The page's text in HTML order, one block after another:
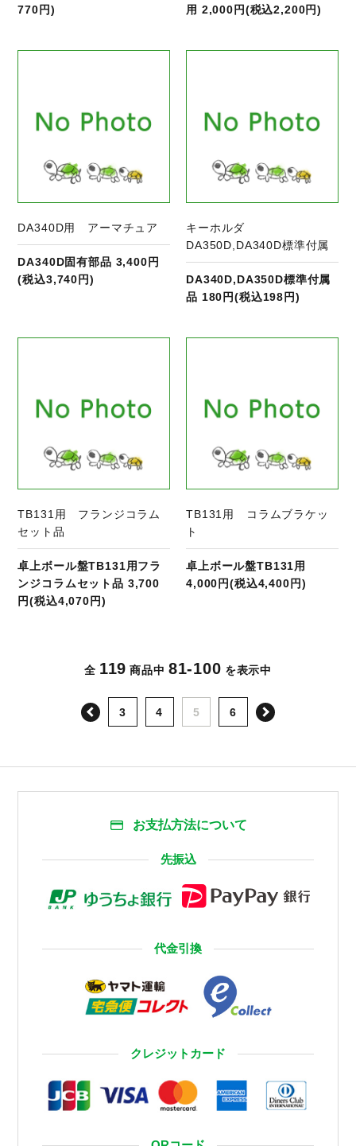
770円)
用 2,000円(税込2,200円)
DA340D用 アーマチュア
DA340D固有部品 3,400円
(税込3,740円)
キーホルダ
DA350D,DA340D標準付属
DA340D,DA350D標準付属
品 180円(税込198円)
TB131用 フランジコラム
セット品
卓上ボール盤TB131用フラ
ンジコラムセット品 3,700
円(税込4,070円)
TB131用 コラムブラケッ
ト
卓上ボール盤TB131用
4,000円(税込4,400円)
全 119 商品中 81-100 を表示中
3 4 5 6
次へ
お支払方法について
先振込
代金引換
クレジットカード